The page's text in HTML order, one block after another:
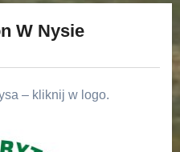
W Nysie
– kliknij w logo.